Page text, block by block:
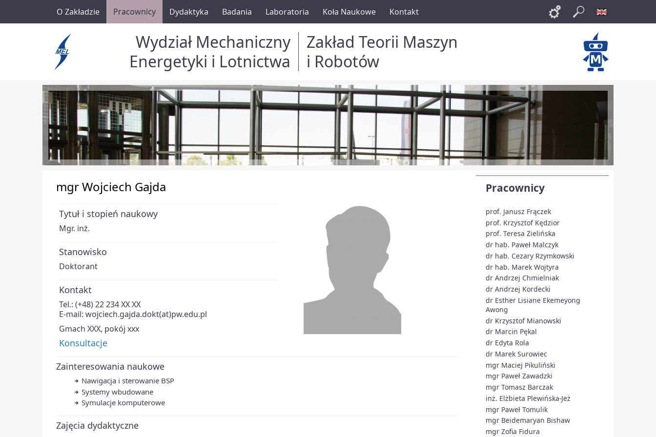
O Zakładzie Pracownicy Dydaktyka Badania Laboratoria Koła Naukowe Kontakt Links Szukaj
Wydział Mechaniczny
Energetyki i Lotnictwa
Zakład Teorii Maszyn
i Robotów
Pracownicy
prof. Janusz Frączek
prof. Krzysztof Kędzior
prof. Teresa Zielińska
dr hab. Paweł Malczyk
dr hab. Cezary Rzymkowski
dr hab. Marek Wojtyra
dr Andrzej Chmielniak
dr Andrzej Kordecki
dr Esther Lisiane Ekemeyong
Awong
dr Krzysztof Mianowski
dr Marcin Pękal
dr Edyta Rola
dr Marek Surowiec
mgr Maciej Pikuliński
mgr Paweł Zawadzki
mgr Tomasz Barczak
inż. Elżbieta Plewińska-Jeż
mgr Paweł Tomulik
mgr Beidemaryan Bishaw
mgr Zofia Fidura
mgr Wojciech Gajda
Tytuł i stopień naukowy
Mgr. inż.
Stanowisko
Doktorant
Kontakt
Tel.: (+48) 22 234 XX XX
E-mail: wojciech.gajda.dokt(at)pw.edu.pl
Gmach XXX, pokój xxx
Konsultacje
Zainteresowania naukowe
Nawigacja i sterowanie BSP
Systemy wbudowane
Symulacje komputerowe
Zajęcia dydaktyczne